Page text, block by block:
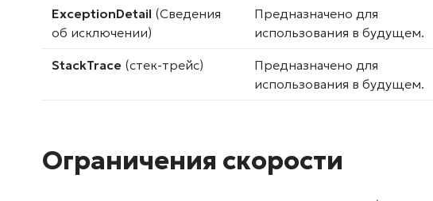
ExceptionDetail (Сведения
об исключении)
Предназначено для
использования в будущем.
StackTrace (стек-трейс)
Предназначено для
использования в будущем.
Ограничения скорости